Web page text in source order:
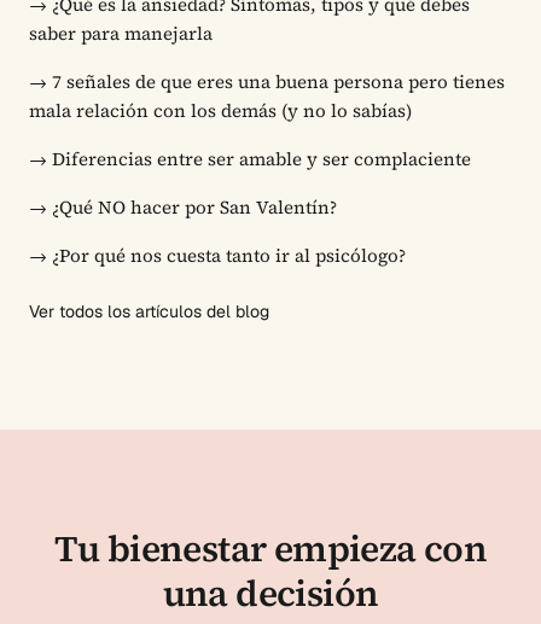
saber para manejarla
→ 7 señales de que eres una buena persona pero tienes
mala relación con los demás (y no lo sabías)
→ Diferencias entre ser amable y ser complaciente
→ ¿Qué NO hacer por San Valentín?
→ ¿Por qué nos cuesta tanto ir al psicólogo?
Ver todos los artículos del blog
Tu bienestar empieza con
una decisión